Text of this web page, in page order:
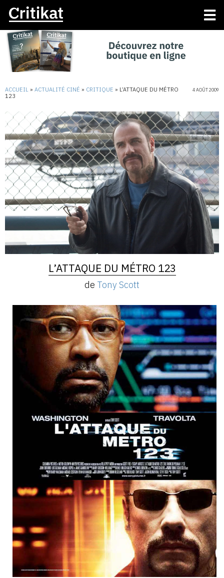
ACCUEIL » ACTUALITÉ CINÉ » CRITIQUE » L’ATTAQUE DU MÉTRO
123
4 AOÛT 2009
L’ATTAQUE DU MÉTRO 123
de Tony Scott